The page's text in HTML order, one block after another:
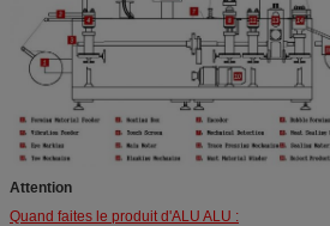
Attention
Quand faites le produit d'ALU ALU :